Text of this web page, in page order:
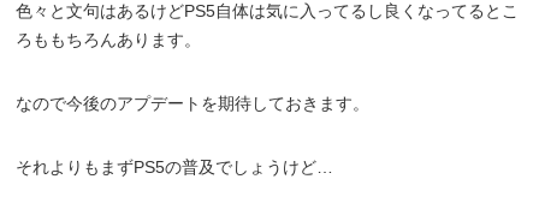
色々と文句はあるけどPS5自体は気に入ってるし良くなってるとこ
ろももちろんあります。
なので今後のアプデートを期待しておきます。
それよりもまずPS5の普及でしょうけど…